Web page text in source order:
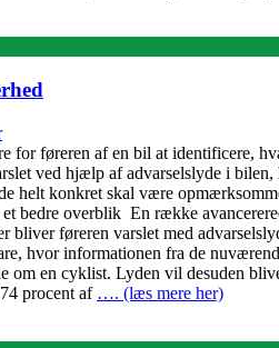
føreren af en bil at identificere,
ved hjælp af advarselslyde i
helt konkret skal være
bedre overblik En række
føreren varslet med
hvor informationen fra de
en cyklist. Lyden vil desuden
procent af …. (læs mere her)